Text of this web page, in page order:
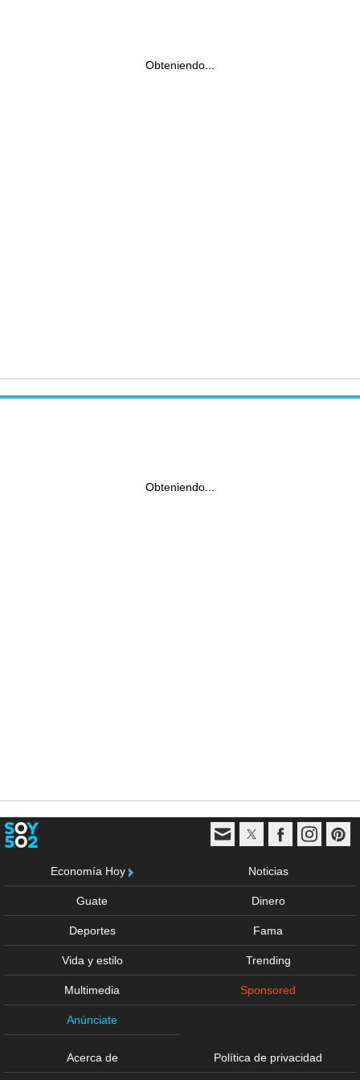
Obteniendo...
Obteniendo...
Economía Hoy Noticias
Guate Dinero
Deportes Fama
Vida y estilo Trending
Multimedia Sponsored
Anúnciate
Acerca de Política de privacidad